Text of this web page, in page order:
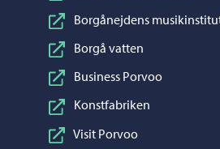
Borgånejdens
Borgå vatten
Business Porvoo
Konstfabriken
Visit Porvoo